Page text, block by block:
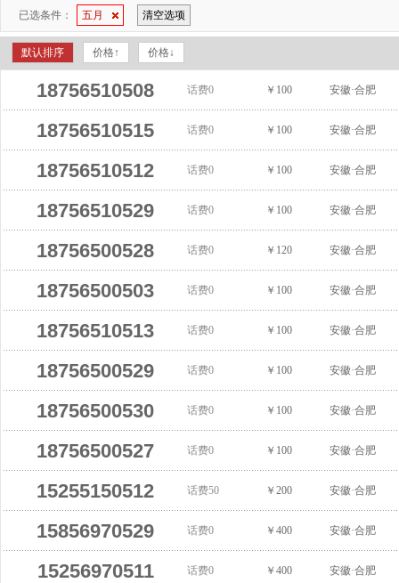
已选条件： 五月 清空选项
默认排序 价格↑ 价格↓
18756510508 话费0 ￥100 安徽·合肥
18756510515 话费0 ￥100 安徽·合肥
18756510512 话费0 ￥100 安徽·合肥
18756510529 话费0 ￥100 安徽·合肥
18756500528 话费0 ￥120 安徽·合肥
18756500503 话费0 ￥100 安徽·合肥
18756510513 话费0 ￥100 安徽·合肥
18756500529 话费0 ￥100 安徽·合肥
18756500530 话费0 ￥100 安徽·合肥
18756500527 话费0 ￥100 安徽·合肥
15255150512 话费50 ￥200 安徽·合肥
15856970529 话费0 ￥400 安徽·合肥
15256970511 话费0 ￥400 安徽·合肥